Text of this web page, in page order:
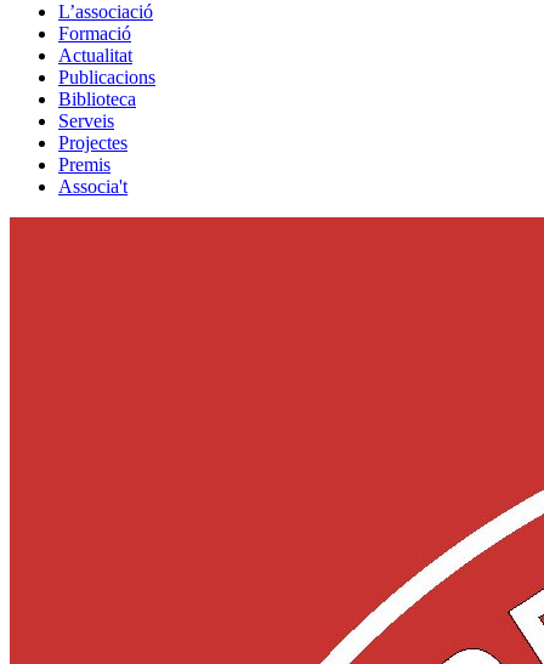
L’associació
Formació
Actualitat
Publicacions
Biblioteca
Serveis
Projectes
Premis
Associa't